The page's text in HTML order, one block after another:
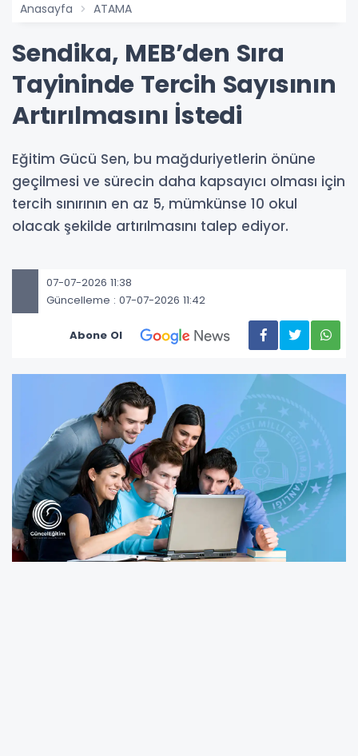
Anasayfa ATAMA
Sendika, MEB’den Sıra
Tayininde Tercih Sayısının
Artırılmasını İstedi
Eğitim Gücü Sen, bu mağduriyetlerin önüne
geçilmesi ve sürecin daha kapsayıcı olması için
tercih sınırının en az 5, mümkünse 10 okul
olacak şekilde artırılmasını talep ediyor.
07-07-2026 11:38
Güncelleme : 07-07-2026 11:42
Abone Ol